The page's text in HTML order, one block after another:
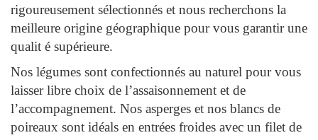
rigoureusement sélectionnés et nous recherchons la
meilleure origine géographique pour vous garantir une
qualit é supérieure.
Nos légumes sont confectionnés au naturel pour vous
laisser libre choix de l’assaisonnement et de
l’accompagnement. Nos asperges et nos blancs de
poireaux sont idéals en entrées froides avec un filet de